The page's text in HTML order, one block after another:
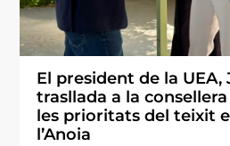
El president de la UEA,
trasllada a la
les prioritats del teixit
l’Anoia